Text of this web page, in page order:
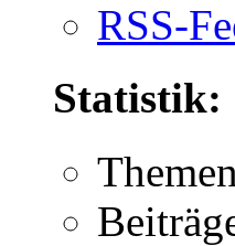
RSS-
Statistik: